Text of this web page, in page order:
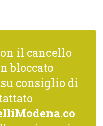
il cancello
bloccato
consiglio di